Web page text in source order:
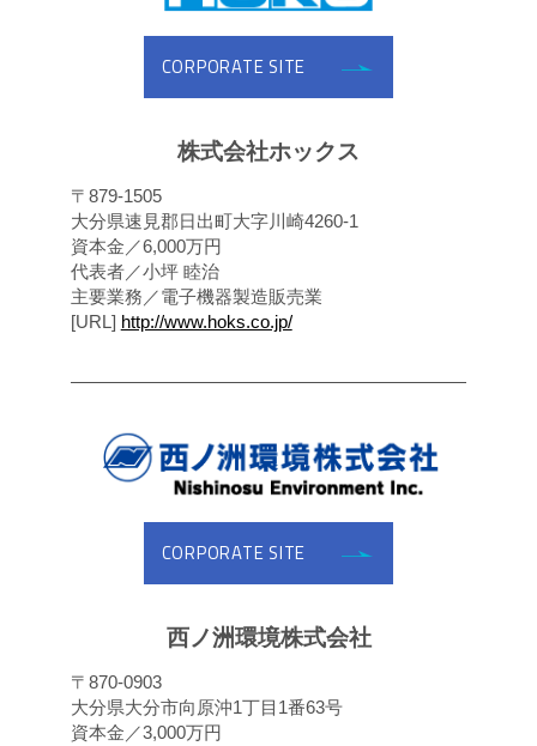
CORPORATE SITE
株式会社ホックス
〒879-1505
大分県速見郡日出町大字川崎4260-1
資本金／6,000万円
代表者／小坪 睦治
主要業務／電子機器製造販売業
[URL] http://www.hoks.co.jp/
CORPORATE SITE
西ノ洲環境株式会社
〒870-0903
大分県大分市向原沖1丁目1番63号
資本金／3,000万円